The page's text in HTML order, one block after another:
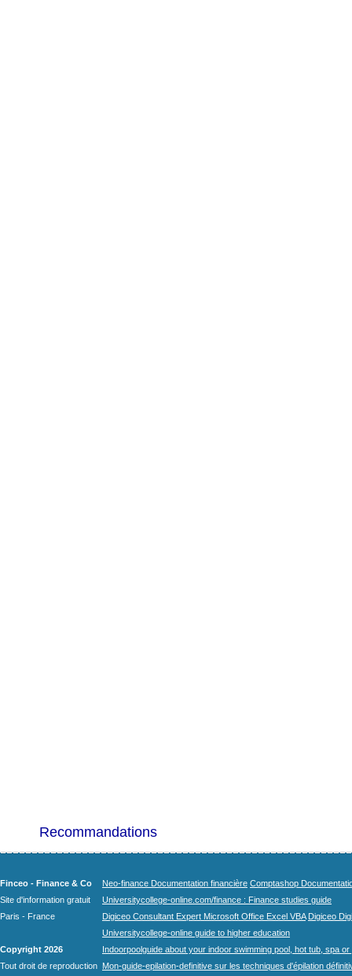
Recommandations
Finceo - Finance & Co
Site d'information gratuit
Paris - France
Copyright 2026
Tout droit de reproduction
Neo-finance Documentation financière Comptashop
Universitycollege-online.com/finance : Finance studies guide
Digiceo Consultant Expert Microsoft Office Excel VBA Digiceo
Universitycollege-online guide to higher education
Indoorpoolguide about your indoor swimming pool, hot tub, spa
Mon-guide-epilation-definitive sur les techniques d'épilation